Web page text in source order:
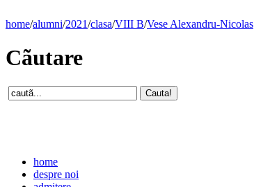
home/alumni/2021/clasa/VIII B/Vese Alexandru-Nicolas
Cãutare
home
despre noi